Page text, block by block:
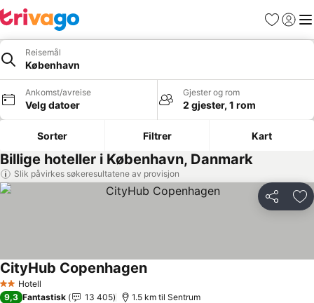
Favoritter
Logg
Reisemål
København
Ankomst/avreise
Velg datoer
Gjester og rom
2 gjester, 1 rom
Sorter Filtrer Kart
Billige hoteller i København, Danmark
Slik påvirkes søkeresultatene av provisjon
Del
2 Stjerner
Hotell
CityHub Copenhagen
9,3 Fantastisk 13 405 1.5 km til Sentrum